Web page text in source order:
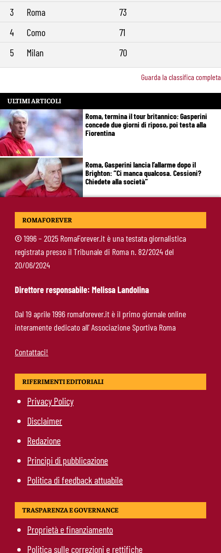
3
Roma
73
4
Como
71
5
Milan 70
Guarda la classifica completa
ULTIMI ARTICOLI
Roma, termina il tour britannico: Gasperini
concede due giorni di riposo, poi testa alla
Fiorentina
Roma, Gasperini lancia l’allarme dopo il
Brighton: “Ci manca qualcosa. Cessioni?
Chiedete alla società”
Roma-Cacciamani, Cairo alza il muro ma lascia
McKennie sorprende tutti: “Il mio idolo era
Totti, soprattutto per la sua fedeltà”
ROMAFOREVER
©1996 – 2025 RomaForever.it è una testata giornalistica
registrata presso il Tribunale di Roma n. 82/2024 del
20/06/2024
Direttore responsabile: Melissa Landolina
Dal 19 aprile 1996 romaforever.it è il primo giornale online
interamente dedicato all’ Associazione Sportiva Roma
Contattaci!
RIFERIMENTI EDITORIALI
Privacy Policy
Disclaimer
Redazione
Principi di pubblicazione
Politica di feedback attuabile
TRASPARENZA E GOVERNANCE
Proprietà e finanziamento
Politica sulle correzioni e rettifiche